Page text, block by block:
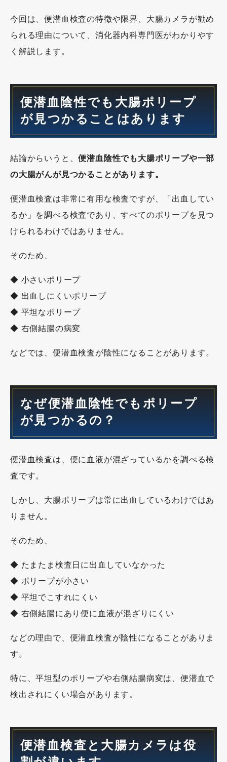
今回は、便潜血検査の特徴や限界、大腸カメラが勧め
られる理由について、消化器内科専門医がわかりやす
く解説します。
便潜血陰性でも大腸ポリープ
が見つかることはあります
結論からいうと、便潜血陰性でも大腸ポリープや一部
の大腸がんが見つかることがあります。
便潜血検査は非常に有用な検査ですが、「出血してい
るか」を調べる検査であり、すべてのポリープを見つ
けられるわけではありません。
そのため、
◆ 小さいポリープ
◆ 出血しにくいポリープ
◆ 平坦なポリープ
◆ 右側結腸の病変
などでは、便潜血検査が陰性になることがあります。
なぜ便潜血陰性でもポリープ
が見つかるの？
便潜血検査は、便に血液が混ざっているかを調べる検
査です。
しかし、大腸ポリープは常に出血しているわけではあ
りません。
そのため、
◆ たまたま検査日に出血していなかった
◆ ポリープが小さい
◆ 平坦でこすれにくい
◆ 右側結腸にあり便に血液が混ざりにくい
などの理由で、便潜血検査が陰性になることがありま
す。
特に、平坦型のポリープや右側結腸病変は、便潜血で
検出されにくい場合があります。
便潜血検査と大腸カメラは役